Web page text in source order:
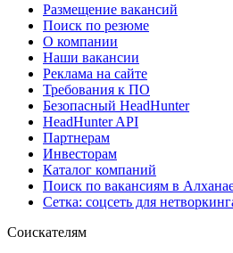
Размещение вакансий
Поиск по резюме
О компании
Наши вакансии
Реклама на сайте
Требования к ПО
Безопасный HeadHunter
HeadHunter API
Партнерам
Инвесторам
Каталог компаний
Поиск по вакансиям в
Сетка: соцсеть для
Соискателям